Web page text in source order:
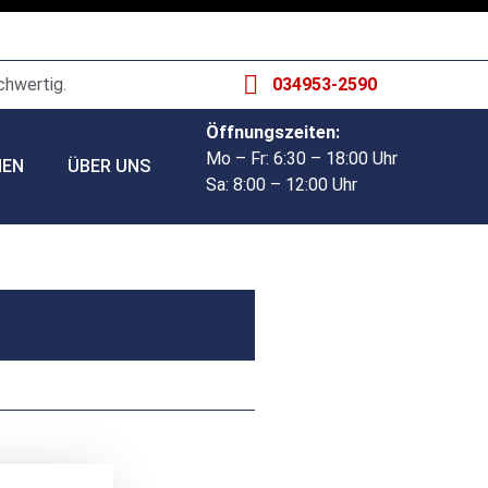
034953-2590
ÜBER UNS
Öffnungszeiten:
Mo – Fr: 6:30 – 18:00 Uhr
Sa: 8:00 – 12:00 Uhr